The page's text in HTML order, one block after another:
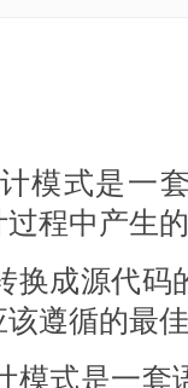
模式是一
程中产生
换成源代码
遵循的最
模式是一套